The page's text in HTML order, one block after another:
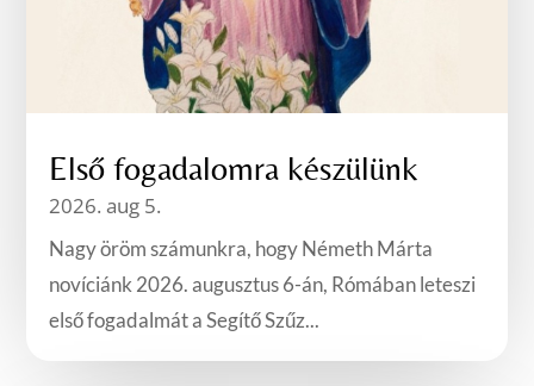
Első fogadalomra készülünk
2026. aug 5.
Nagy öröm számunkra, hogy Németh Márta
novíciánk 2026. augusztus 6-án, Rómában leteszi
első fogadalmát a Segítő Szűz...